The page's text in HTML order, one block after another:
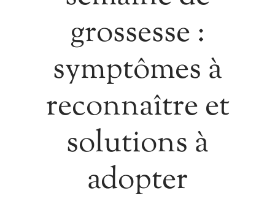
grossesse :
symptômes à
reconnaître et
solutions à
adopter